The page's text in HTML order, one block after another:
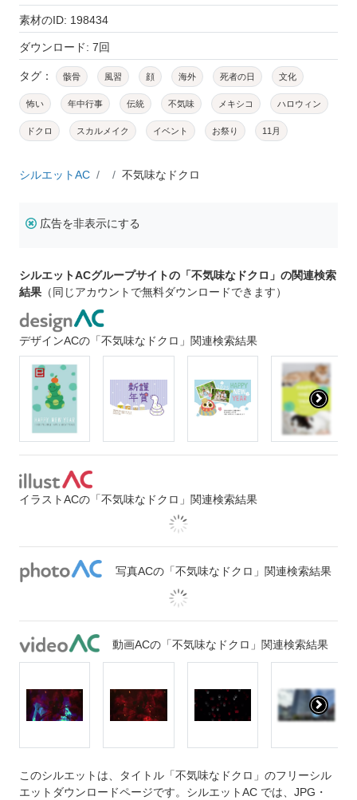
素材のID: 198434
ダウンロード: 7回
タグ： 骸骨 風習 顔 海外 死者の日 文化
怖い 年中行事 伝統 不気味 メキシコ ハロウィン
ドクロ スカルメイク イベント お祭り 11月
シルエットAC 不気味なドクロ
広告を非表示にする
シルエットACグループサイトの「不気味なドクロ」の関連検索
結果 （同じアカウントで無料ダウンロードできます）
デザインACの「不気味なドクロ」関連検索結果
イラストACの「不気味なドクロ」関連検索結果
写真ACの「不気味なドクロ」関連検索結果
動画ACの「不気味なドクロ」関連検索結果
このシルエットは、タイトル「不気味なドクロ」のフリーシル
エットダウンロードページです。シルエットAC では、JPG・